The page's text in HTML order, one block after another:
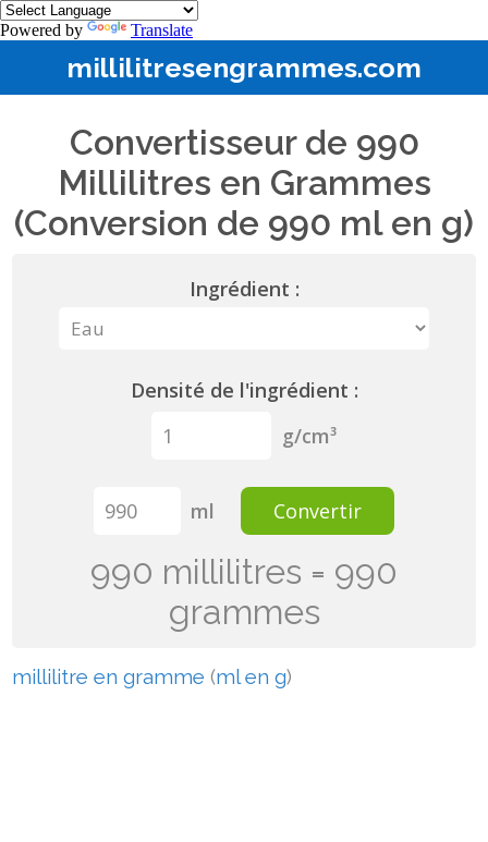
Powered by Translate
millilitresengrammes.com
Convertisseur de 990
Millilitres en Grammes
(Conversion de 990 ml en g)
Ingrédient :
Densité de l'ingrédient :
g/cm³
ml Convertir
990 millilitres = 990
grammes
millilitre en gramme (ml en g)